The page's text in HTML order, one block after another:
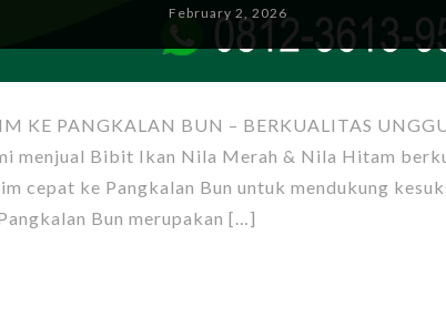
February 2, 2026
KE PANGKALAN BUN – BERKUALITAS
menjual Bibit Ikan Nila Merah & Nila Hitam
cepat ke Pangkalan Bun untuk mendukung
Bun merupakan […]